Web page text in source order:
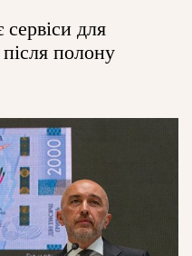
для
полону